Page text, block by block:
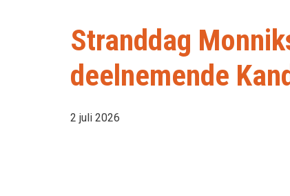
Stranddag
deelnemende
2 juli 2026